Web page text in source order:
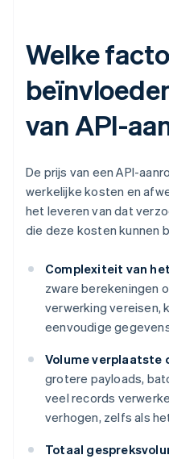
Welke
van API-
De prijs van een API-
werkelijke kosten en
het leveren van dat
die deze kosten kunnen
Complexiteit van
zware berekeningen
verwerking vereisen,
eenvoudige
Volume verplaatste
grotere payloads,
veel records
verhogen, zelfs als
Totaal